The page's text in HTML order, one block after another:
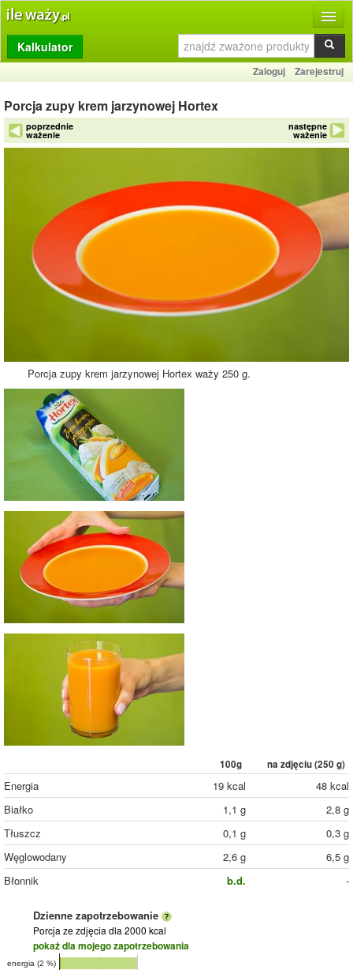
Produkty
Dziennik
Przelicznik
Porównywarka
Słownik
O stronie
Kontakt
Kalkulator
Zaloguj Zarejestruj
Porcja zupy krem jarzynowej Hortex
poprzednie
ważenie
następne
ważenie
Porcja zupy krem jarzynowej Hortex waży 250 g.
100g na zdjęciu (250 g)
Energia 19 kcal
48 kcal
Białko
1,1 g
2,8 g
Tłuszcz
0,1 g
0,3 g
Węglowodany
2,6 g
6,5 g
Błonnik
b.d. -
Dzienne zapotrzebowanie
Porcja ze zdjęcia dla 2000 kcal
pokaż dla mojego zapotrzebowania
energia (2 %)